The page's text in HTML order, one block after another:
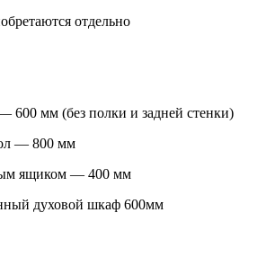
отдельно
мм (без полки и задней стенки)
— 800 мм
ящиком — 400 мм
духовой шкаф 600мм